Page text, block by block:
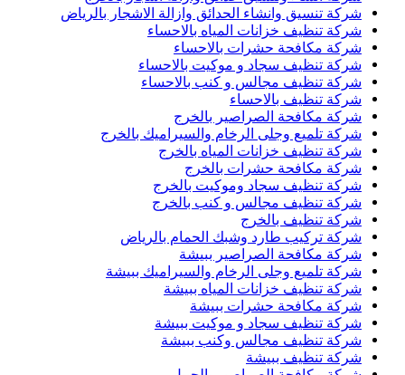
شركة تنسيق وانشاء الحدائق وازالة الاشجار بالرياض
شركة تنظيف خزانات المياه بالاحساء
شركة مكافحة حشرات بالاحساء
شركة تنظيف سجاد و موكيت بالاحساء
شركة تنظيف مجالس و كنب بالاحساء
شركة تنظيف بالاحساء
شركة مكافحة الصراصير بالخرج
شركة تلميع وجلى الرخام والسيراميك بالخرج
شركة تنظيف خزانات المياه بالخرج
شركة مكافحة حشرات بالخرج
شركة تنظيف سجاد وموكيت بالخرج
شركة تنظيف مجالس و كنب بالخرج
شركة تنظيف بالخرج
شركة تركيب طارد وشبك الحمام بالرياض
شركة مكافحة الصراصير ببيشة
شركة تلميع وجلى الرخام والسيراميك ببيشة
شركة تنظيف خزانات المياه ببيشة
شركة مكافحة حشرات ببيشة
شركة تنظيف سجاد و موكيت ببيشة
شركة تنظيف مجالس وكنب ببيشة
شركة تنظيف ببيشة